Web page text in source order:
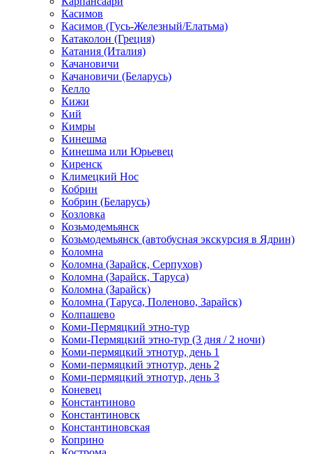
Касимов
Касимов (Гусь-Железный/Елатьма)
Катаколон (Греция)
Катания (Италия)
Качановичи
Качановичи (Беларусь)
Келло
Кижи
Кий
Кимры
Кинешма
Кинешма или Юрьевец
Киренск
Климецкий Нос
Кобрин
Кобрин (Беларусь)
Козловка
Козьмодемьянск
Козьмодемьянск (автобусная экскурсия в Ядрин)
Коломна
Коломна (Зарайск, Серпухов)
Коломна (Зарайск, Таруса)
Коломна (Зарайск)
Коломна (Таруса, Поленово, Зарайск)
Колпашево
Коми-Пермяцкий этно-тур
Коми-Пермяцкий этно-тур (3 дня / 2 ночи)
Коми-пермяцкий этнотур, день 1
Коми-пермяцкий этнотур, день 2
Коми-пермяцкий этнотур, день 3
Коневец
Константиново
Константиновск
Константиновская
Коприно